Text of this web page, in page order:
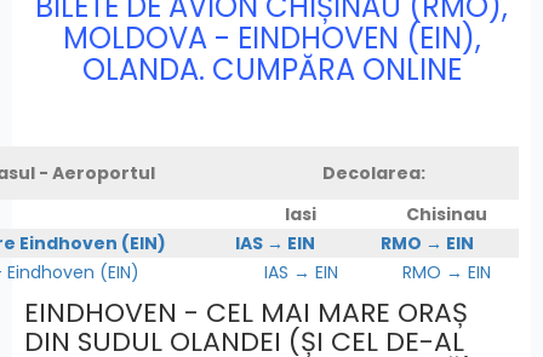
MOLDOVA - EINDHOVEN (EIN),
OLANDA. CUMPĂRA ONLINE
- Aeroportul
Decolarea:
Iasi
Chisinau
Eindhoven (EIN)
IAS → EIN
RMO → EIN
(EIN)
IAS → EIN RMO → EIN
EINDHOVEN - CEL MAI MARE ORAȘ
DIN SUDUL OLANDEI (ȘI CEL DE-AL